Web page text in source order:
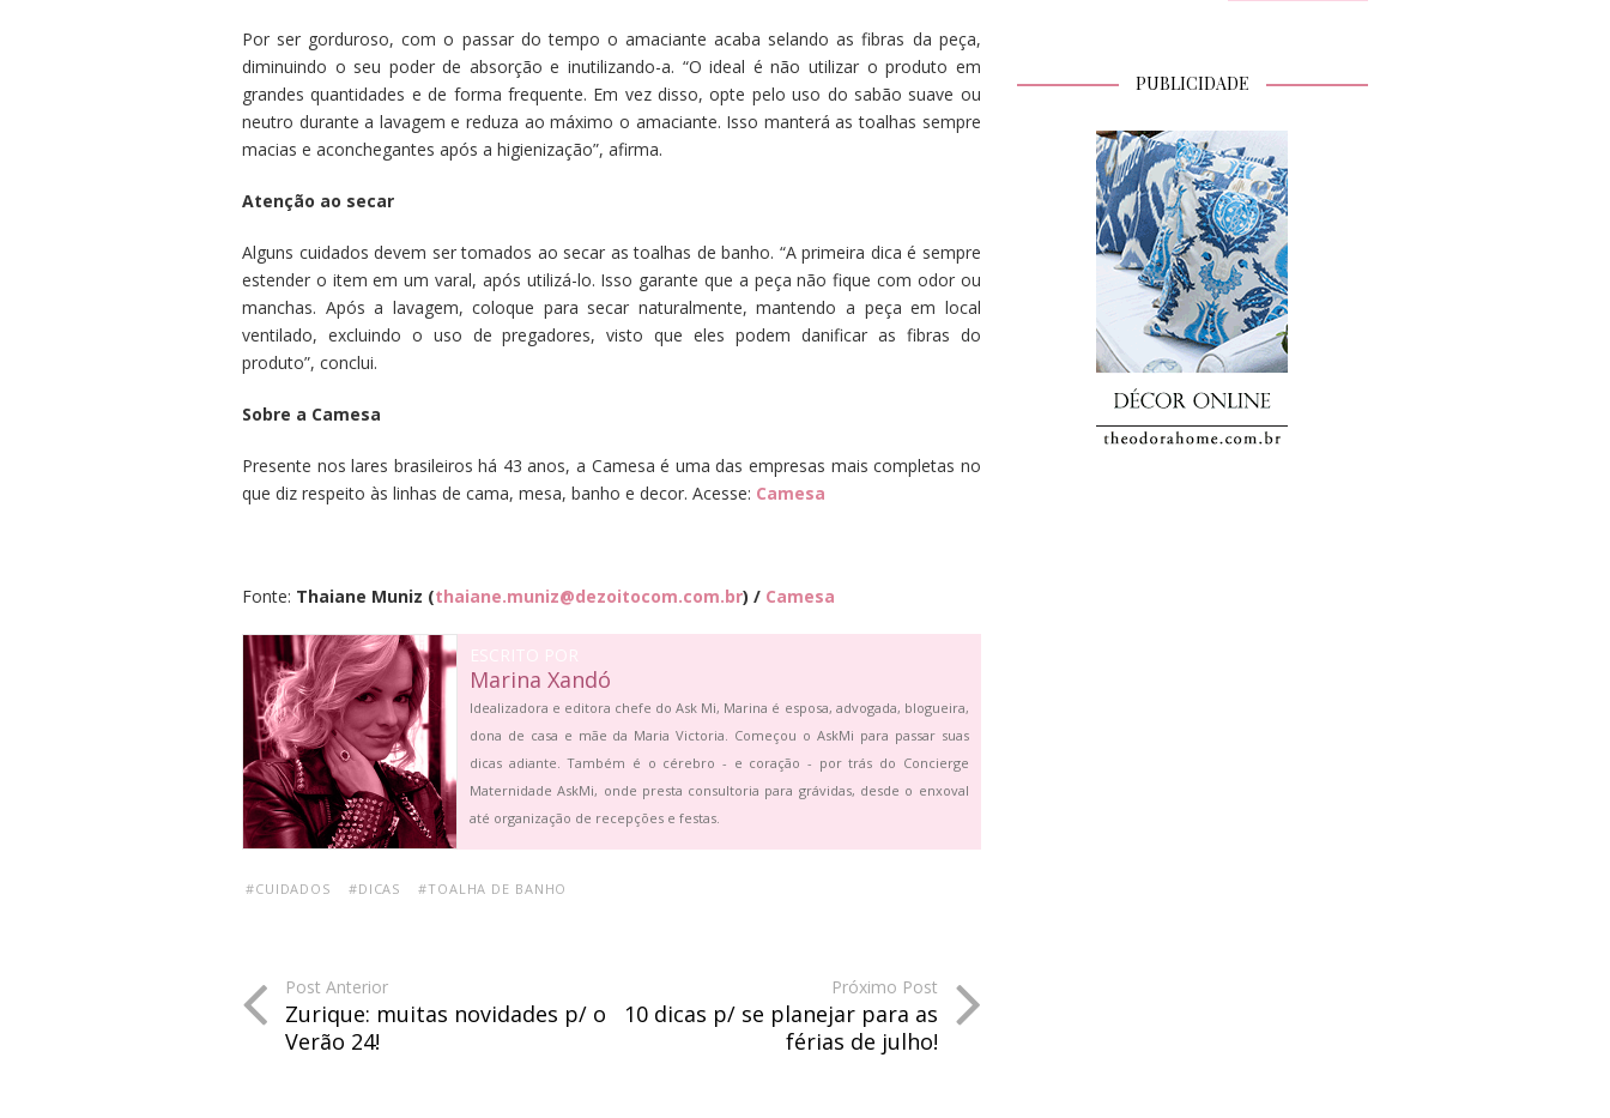
Por ser gorduroso, com o passar do tempo o amaciante acaba selando as fibras da peça,
diminuindo o seu poder de absorção e inutilizando-a. “O ideal é não utilizar o produto em
grandes quantidades e de forma frequente. Em vez disso, opte pelo uso do sabão suave ou
neutro durante a lavagem e reduza ao máximo o amaciante. Isso manterá as toalhas sempre
macias e aconchegantes após a higienização”, afirma.
Atenção ao secar
Alguns cuidados devem ser tomados ao secar as toalhas de banho. “A primeira dica é sempre
estender o item em um varal, após utilizá-lo. Isso garante que a peça não fique com odor ou
manchas. Após a lavagem, coloque para secar naturalmente, mantendo a peça em local
ventilado, excluindo o uso de pregadores, visto que eles podem danificar as fibras do
produto”, conclui.
Sobre a Camesa
Presente nos lares brasileiros há 43 anos, a Camesa é uma das empresas mais completas no
que diz respeito às linhas de cama, mesa, banho e decor. Acesse: Camesa
Fonte: Thaiane Muniz (thaiane.muniz@dezoitocom.com.br) / Camesa
ESCRITO POR
Marina Xandó
Idealizadora e editora chefe do Ask Mi, Marina é esposa, advogada, blogueira,
dona de casa e mãe da Maria Victoria. Começou o AskMi para passar suas
dicas adiante. Também é o cérebro - e coração - por trás do Concierge
Maternidade AskMi, onde presta consultoria para grávidas, desde o enxoval
até organização de recepções e festas.
#CUIDADOS #DICAS #TOALHA DE BANHO
Post Anterior
Zurique: muitas novidades p/ o
Verão 24!
Próximo Post
10 dicas p/ se planejar para as
férias de julho!
PUBLICIDADE